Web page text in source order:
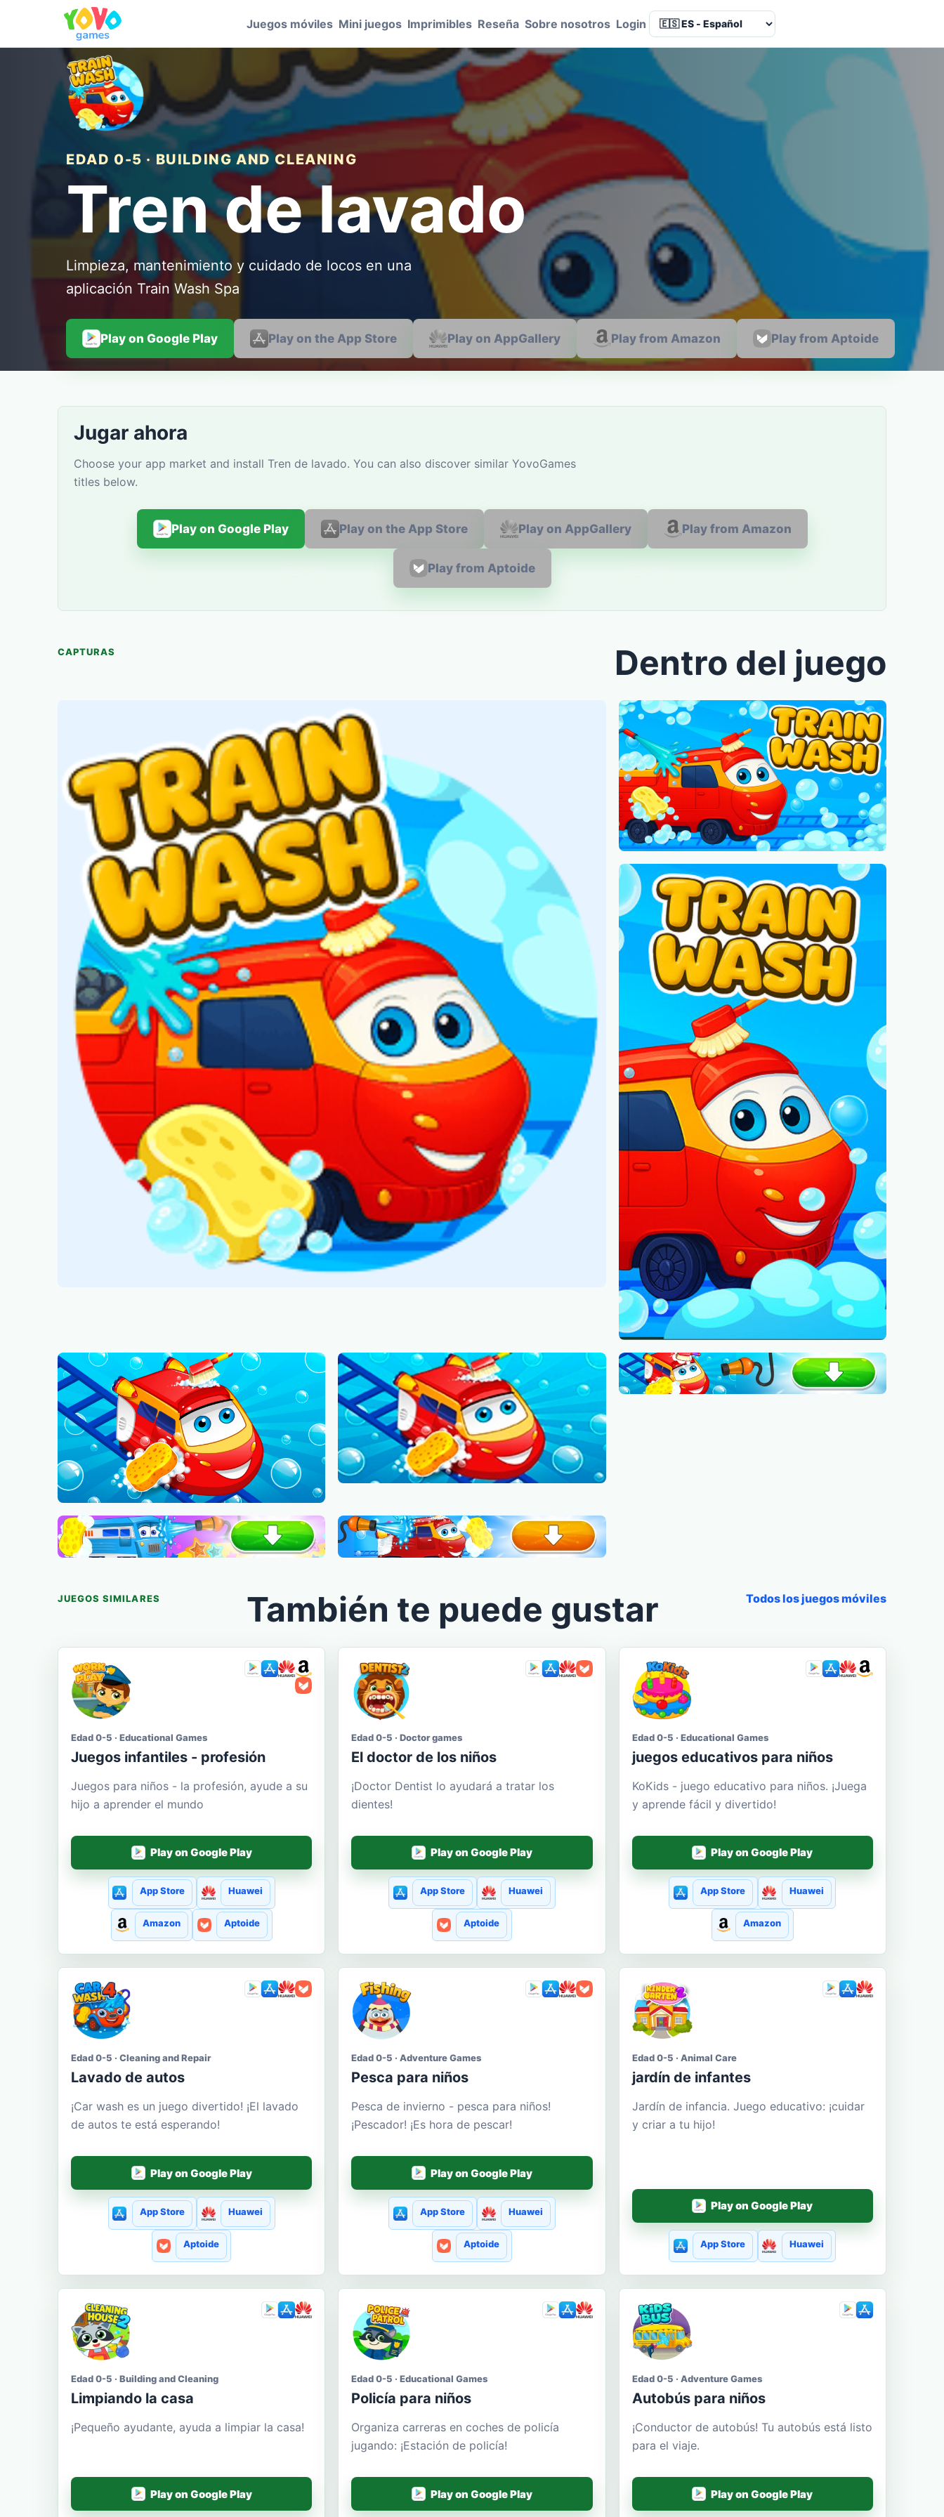
Juegos móviles Mini juegos Imprimibles Reseña Sobre nosotros Login Language
EDAD 0-5 · BUILDING AND CLEANING
Tren de lavado
Limpieza, mantenimiento y cuidado de locos en una
aplicación Train Wash Spa
Play on Google Play Play on the App Store Play on AppGallery Play from Amazon Play from Aptoide
Jugar ahora
Choose your app market and install Tren de lavado. You can also discover similar YovoGames
titles below.
Play on Google Play Play on the App Store Play on AppGallery Play from Amazon
Play from Aptoide
CAPTURAS Dentro del juego
JUEGOS SIMILARES También te puede gustar Todos los juegos móviles
Edad 0-5 · Educational Games
Juegos infantiles - profesión
Juegos para niños - la profesión, ayude a su
hijo a aprender el mundo
Play on Google Play
App Store Huawei
Amazon Aptoide
Edad 0-5 · Doctor games
El doctor de los niños
¡Doctor Dentist lo ayudará a tratar los
dientes!
Play on Google Play
App Store Huawei
Aptoide
Edad 0-5 · Educational Games
juegos educativos para niños
KoKids - juego educativo para niños. ¡Juega
y aprende fácil y divertido!
Play on Google Play
App Store Huawei
Amazon
Edad 0-5 · Cleaning and Repair
Lavado de autos
¡Car wash es un juego divertido! ¡El lavado
de autos te está esperando!
Play on Google Play
App Store Huawei
Aptoide
Edad 0-5 · Adventure Games
Pesca para niños
Pesca de invierno - pesca para niños!
¡Pescador! ¡Es hora de pescar!
Play on Google Play
App Store Huawei
Aptoide
Edad 0-5 · Animal Care
jardín de infantes
Jardín de infancia. Juego educativo: ¡cuidar
y criar a tu hijo!
Play on Google Play
App Store Huawei
Edad 0-5 · Building and Cleaning
Limpiando la casa
¡Pequeño ayudante, ayuda a limpiar la casa!
Play on Google Play
Edad 0-5 · Educational Games
Policía para niños
Organiza carreras en coches de policía
jugando: ¡Estación de policía!
Play on Google Play
Edad 0-5 · Adventure Games
Autobús para niños
¡Conductor de autobús! Tu autobús está listo
para el viaje.
Play on Google Play